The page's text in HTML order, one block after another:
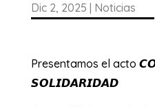
Dic 2, 2025 Noticias
Presentamos el acto
𝙎𝙊𝙇𝙄𝘿𝘼𝙍𝙄𝘿𝘼𝘿